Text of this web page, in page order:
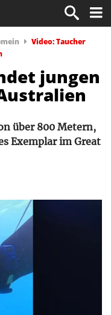
Video: Taucher
jungen
über 800 Metern,
Exemplar im Great